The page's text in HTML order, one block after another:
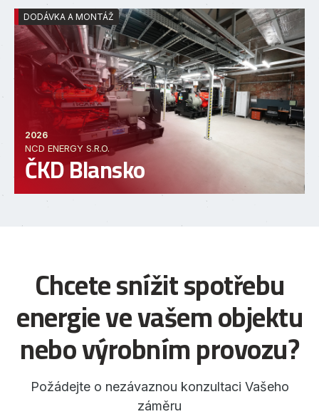
DODÁVKA A MONTÁŽ
2026
NCD ENERGY S.R.O.
ČKD Blansko
Chcete snížit spotřebu
energie ve vašem objektu
nebo výrobním provozu?
Požádejte o nezávaznou konzultaci Vašeho
záměru